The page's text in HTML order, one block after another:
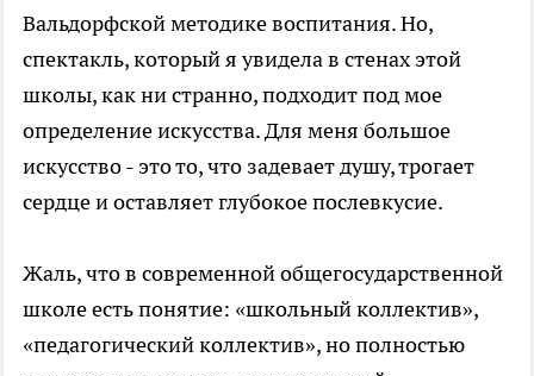
Вальдорфской методике воспитания. Но,
спектакль, который я увидела в стенах этой
школы, как ни странно, подходит под мое
определение искусства. Для меня большое
искусство - это то, что задевает душу, трогает
сердце и оставляет глубокое послевкусие.
Жаль, что в современной общегосударственной
школе есть понятие: «школьный коллектив»,
«педагогический коллектив», но полностью